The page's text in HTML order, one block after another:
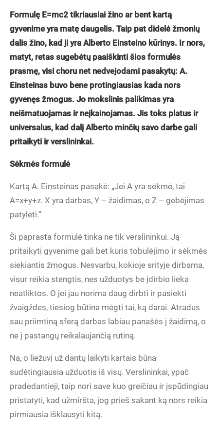
Formulę E=mc2 tikriausiai žino ar bent kartą
gyvenime yra matę daugelis. Taip pat didelė žmonių
dalis žino, kad ji yra Alberto Einsteino kūrinys. Ir nors,
matyt, retas sugebėtų paaiškinti šios formulės
prasmę, visi choru net nedvejodami pasakytų: A.
Einsteinas buvo bene protingiausias kada nors
gyvenęs žmogus. Jo mokslinis palikimas yra
neišmatuojamas ir neįkainojamas. Jis toks platus ir
universalus, kad dalį Alberto minčių savo darbe gali
pritaikyti ir verslininkai.
Sėkmės formulė
Kartą A. Einsteinas pasakė: „Jei A yra sėkmė, tai
A=x+y+z. X yra darbas, Y – žaidimas, o Z – gebėjimas
patylėti.“
Ši paprasta formulė tinka ne tik verslininkui. Ją
pritaikyti gyvenime gali bet kuris tobulėjimo ir sėkmės
siekiantis žmogus. Nesvarbu, kokioje srityje dirbama,
visur reikia stengtis, nes užduotys be įdirbio lieka
neatliktos. O jei jau norima daug dirbti ir pasiekti
žvaigždes, tiesiog būtina mėgti tai, ką darai. Atradus
sau priimtiną sferą darbas labiau panašės į žaidimą, o
ne į pastangų reikalaujančią rutiną.
Na, o liežuvį už dantų laikyti kartais būna
sudėtingiausia užduotis iš visų. Verslininkai, ypač
pradedantieji, taip nori save kuo greičiau ir įspūdingiau
pristatyti, kad užmiršta, jog prieš sakant ką nors reikia
pirmiausia išklausyti kitą.